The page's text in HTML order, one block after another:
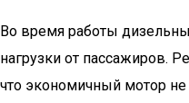
Во время работы
нагрузки от пассажиров.
что экономичный мотор не